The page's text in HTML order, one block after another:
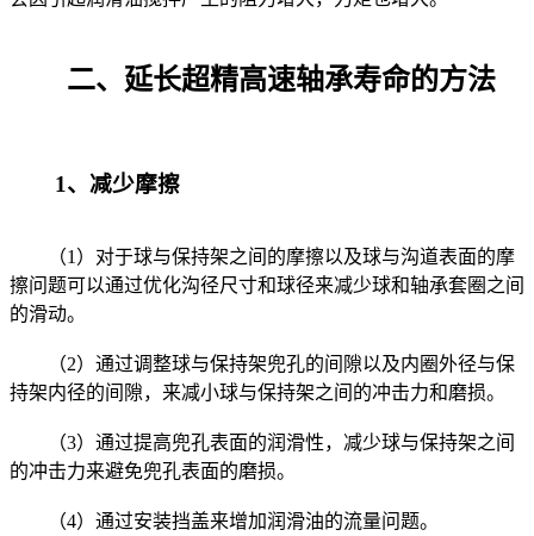
二、延长超精高速轴承寿命的方法
1、减少摩擦
（1）对于球与保持架之间的摩擦以及球与沟道表面的摩
擦问题可以通过优化沟径尺寸和球径来减少球和轴承套圈之间
的滑动。
（2）通过调整球与保持架兜孔的间隙以及内圈外径与保
持架内径的间隙，来减小球与保持架之间的冲击力和磨损。
（3）通过提高兜孔表面的润滑性，减少球与保持架之间
的冲击力来避免兜孔表面的磨损。
（4）通过安装挡盖来增加润滑油的流量问题。